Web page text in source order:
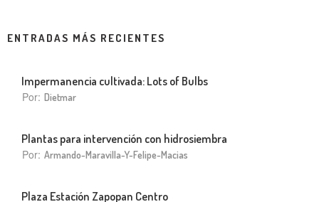
ENTRADAS MÁS RECIENTES
Impermanencia cultivada: Lots of Bulbs
Por: Dietmar
Plantas para intervención con hidrosiembra
Por: Armando-Maravilla-Y-Felipe-Macias
Plaza Estación Zapopan Centro